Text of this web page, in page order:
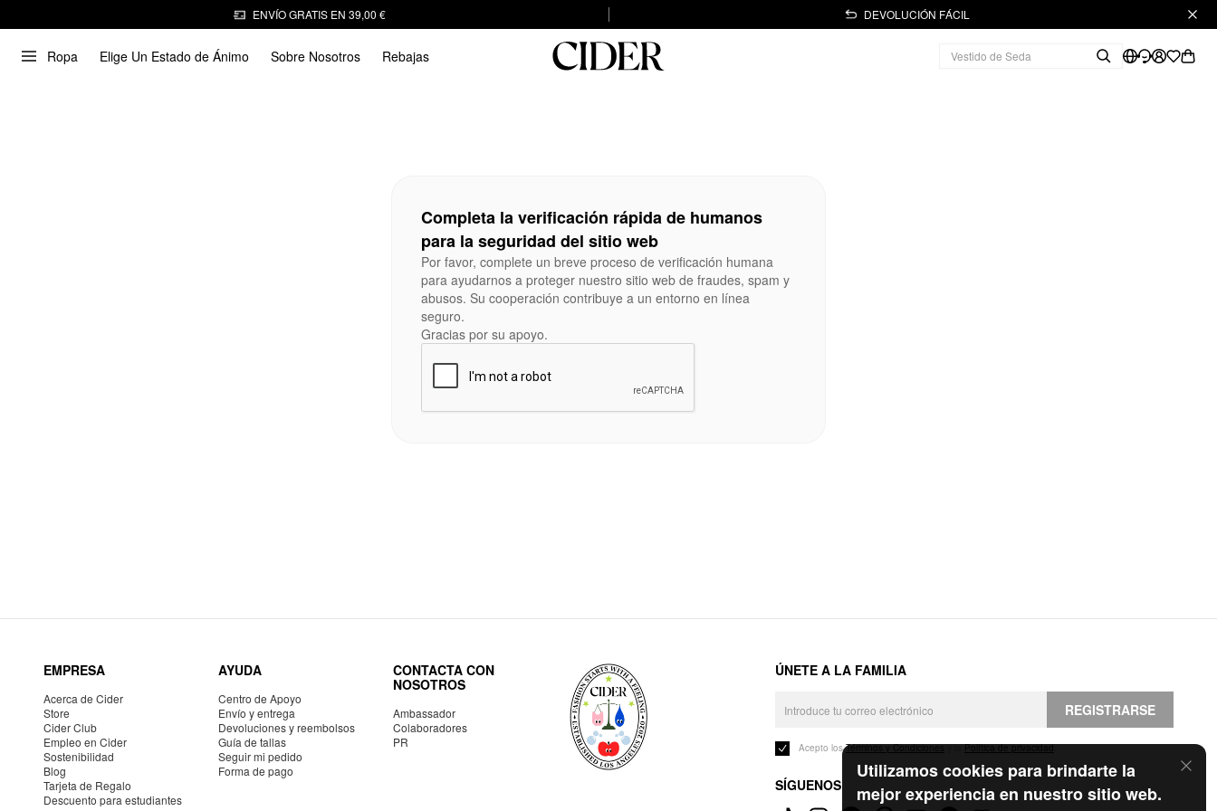
ENVÍO GRATIS EN 39,00 € DEVOLUCIÓN FÁCIL
Ropa Elige Un Estado de Ánimo Sobre Nosotros Rebajas
Utilizamos cookies para brindarte la
mejor experiencia en nuestro sitio web.
Completa la verificación rápida de humanos
para la seguridad del sitio web
Por favor, complete un breve proceso de verificación humana
para ayudarnos a proteger nuestro sitio web de fraudes, spam y
abusos. Su cooperación contribuye a un entorno en línea
seguro.
Gracias por su apoyo.
EMPRESA
Acerca de Cider
Store
Cider Club
Empleo en Cider
Sostenibilidad
Blog
Tarjeta de Regalo
Descuento para estudiantes
AYUDA
Centro de Apoyo
Envío y entrega
Devoluciones y reembolsos
Guía de tallas
Seguir mi pedido
Forma de pago
CONTACTA CON
NOSOTROS
Ambassador
Colaboradores
PR
ÚNETE A LA FAMILIA
REGISTRARSE
Acepto losTérminos y Condicionesy laPolítica de privacidad.
SÍGUENOS